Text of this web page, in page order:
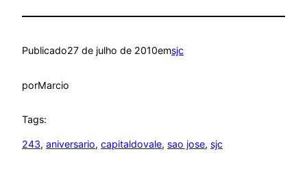
Publicado27 de julho de 2010emsjc
porMarcio
Tags:
243, aniversario, capitaldovale, sao jose, sjc